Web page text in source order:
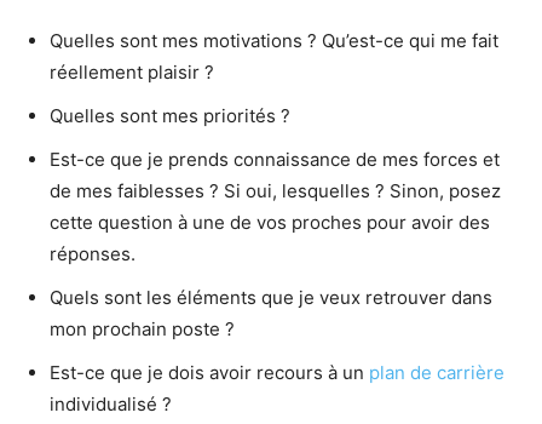
Quelles sont mes motivations ? Qu’est-ce qui me fait
réellement plaisir ?
Quelles sont mes priorités ?
Est-ce que je prends connaissance de mes forces et
de mes faiblesses ? Si oui, lesquelles ? Sinon, posez
cette question à une de vos proches pour avoir des
réponses.
Quels sont les éléments que je veux retrouver dans
mon prochain poste ?
Est-ce que je dois avoir recours à un plan de carrière
individualisé ?